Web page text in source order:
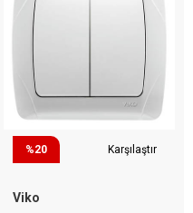
%20 Karşılaştır
Viko